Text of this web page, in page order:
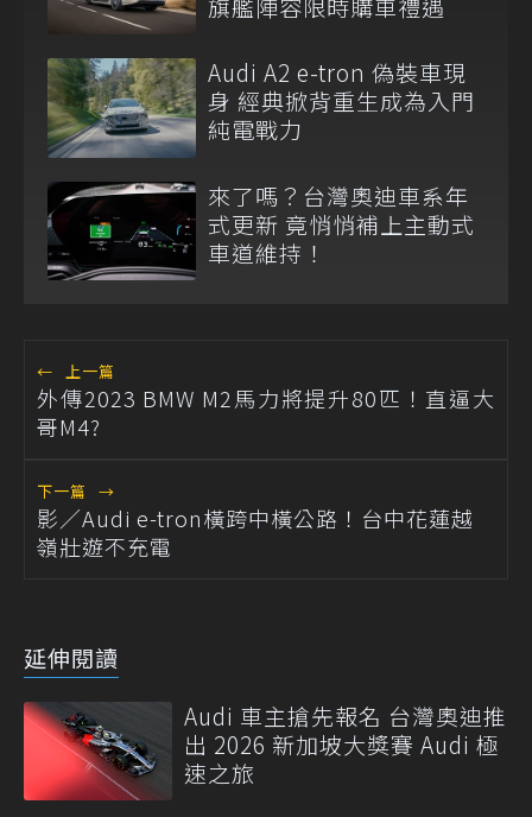
旗艦陣容限時購車禮遇
Audi A2 e-tron 偽裝車現
身 經典掀背重生成為入門
純電戰力
來了嗎？台灣奧迪車系年
式更新 竟悄悄補上主動式
車道維持！
← 上一篇
外傳2023 BMW M2馬力將提升80匹！直逼大
哥M4?
下一篇 →
影／Audi e-tron橫跨中橫公路！台中花蓮越
嶺壯遊不充電
延伸閱讀
Audi 車主搶先報名 台灣奧迪推
出 2026 新加坡大獎賽 Audi 極
速之旅